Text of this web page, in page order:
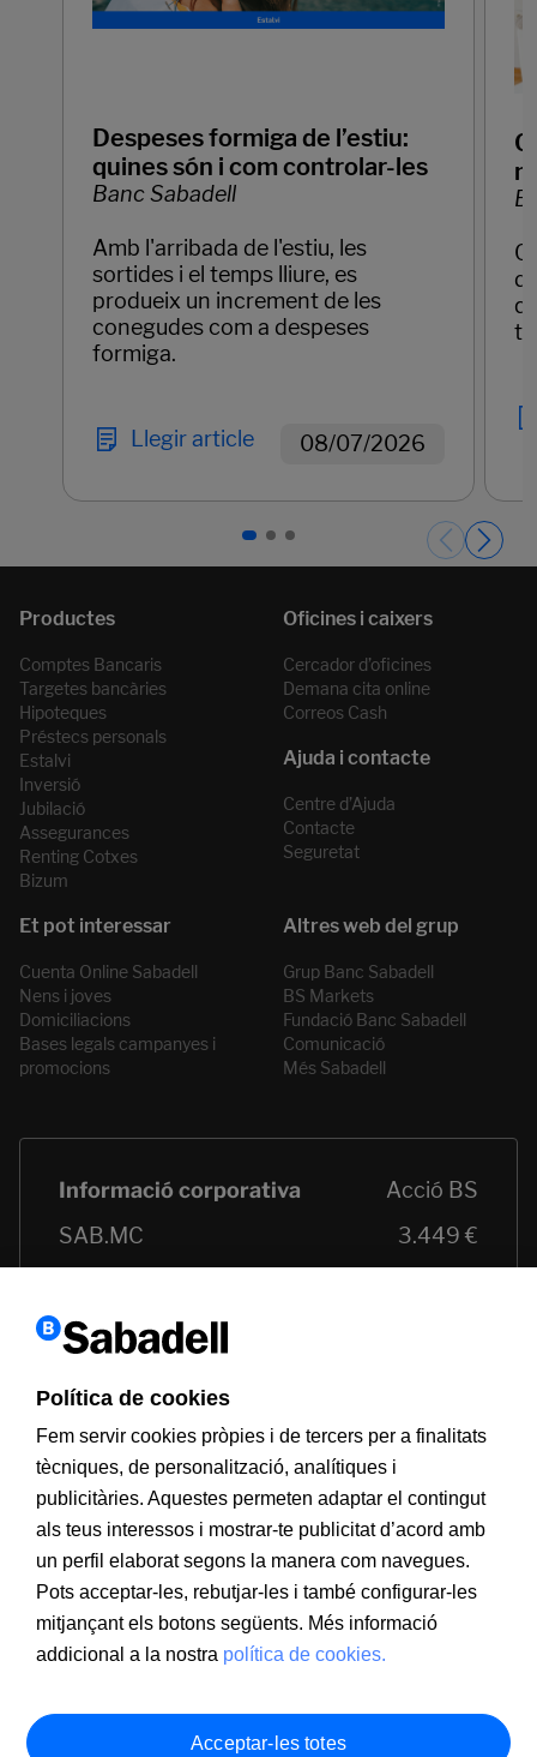
Despeses formiga de l’estiu:
quines són i com controlar-les
Banc Sabadell
Amb l'arribada de l'estiu, les
sortides i el temps lliure, es
produeix un increment de les
conegudes com a despeses
formiga.
Llegir article 08/07/2026
Comptes Bancaris
Targetes bancàries
Hipoteques
Préstecs personals
Estalvi
Inversió
Jubilació
Assegurances
Renting Cotxes
Bizum
Cercador d’oficines
Demana cita online
Correos Cash
Centre d’Ajuda
Contacte
Seguretat
Cuenta Online Sabadell
Nens i joves
Domiciliacions
Bases legals campanyes i
promocions
Grup Banc Sabadell
BS Markets
Fundació Banc Sabadell
Comunicació
Més Sabadell
Política de cookies
Fem servir cookies pròpies i de tercers per a finalitats
tècniques, de personalització, analítiques i
publicitàries. Aquestes permeten adaptar el contingut
als teus interessos i mostrar-te publicitat d’acord amb
un perfil elaborat segons la manera com navegues.
Pots acceptar-les, rebutjar-les i també configurar-les
mitjançant els botons següents. Més informació
addicional a la nostra política de cookies.
Acceptar-les totes